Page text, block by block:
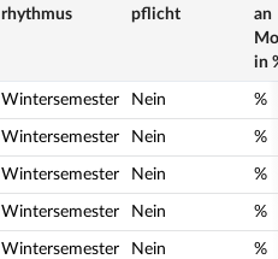
rhythmus
pflicht
an
in
Wintersemester Nein %
Wintersemester Nein %
Wintersemester Nein %
Wintersemester Nein %
Wintersemester Nein %